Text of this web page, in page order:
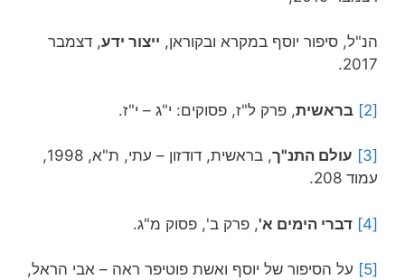
הנ"ל, סיפור יוסף במקרא ובקוראן, ייצור ידע, דצמבר
2017.
[2] בראשית, פרק ל"ז, פסוקים: י"ג – י"ז.
[3] עולם התנ"ך
, בראשית, דודזון – עתי, ת"א, 1998,
עמוד 208.
[4] דברי הימים א', פרק ב', פסוק מ"ג.
[5]
על הסיפור של יוסף ואשת פוטיפר ראה – אבי הראל,